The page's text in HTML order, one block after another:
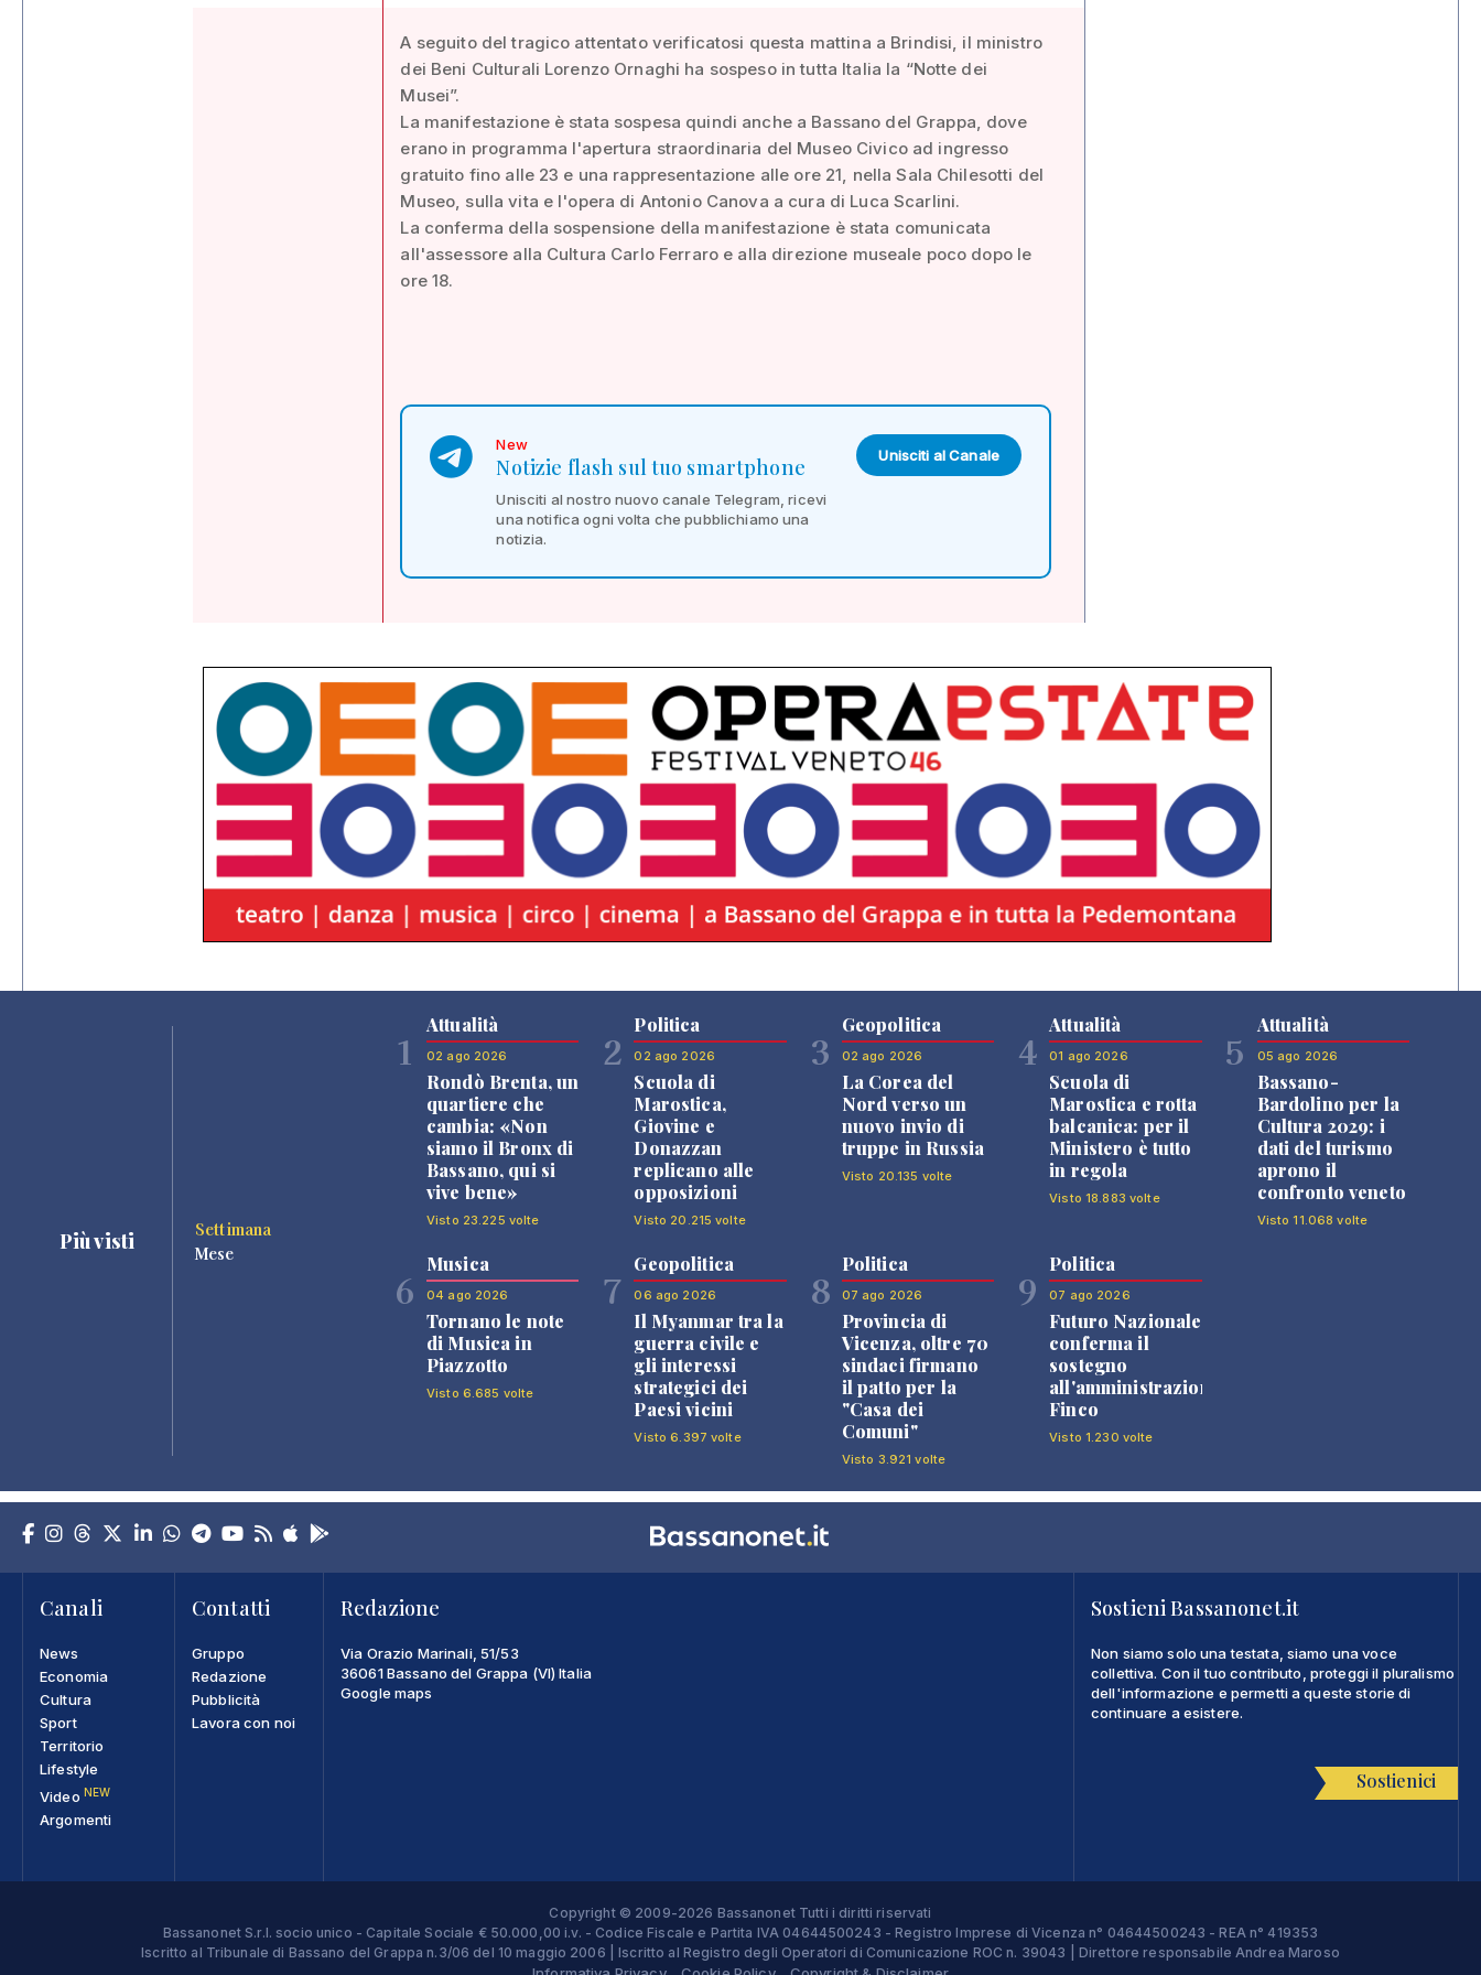
A seguito del tragico attentato verificatosi questa mattina a Brindisi, il ministro
dei Beni Culturali Lorenzo Ornaghi ha sospeso in tutta Italia la “Notte dei
Musei”.
La manifestazione è stata sospesa quindi anche a Bassano del Grappa, dove
erano in programma l'apertura straordinaria del Museo Civico ad ingresso
gratuito fino alle 23 e una rappresentazione alle ore 21, nella Sala Chilesotti del
Museo, sulla vita e l'opera di Antonio Canova a cura di Luca Scarlini.
La conferma della sospensione della manifestazione è stata comunicata
all'assessore alla Cultura Carlo Ferraro e alla direzione museale poco dopo le
ore 18.
New
Notizie flash sul tuo smartphone
Unisciti al nostro nuovo canale Telegram, ricevi
una notifica ogni volta che pubblichiamo una
notizia.
Unisciti al Canale
Più visti
Settimana
Mese
1
Attualità
02 ago 2026
Rondò Brenta, un
quartiere che
cambia: «Non
siamo il Bronx di
Bassano, qui si
vive bene»
Visto 23.225 volte
2
Politica
02 ago 2026
Scuola di
Marostica,
Giovine e
Donazzan
replicano alle
opposizioni
Visto 20.215 volte
3
Geopolitica
02 ago 2026
La Corea del
Nord verso un
nuovo invio di
truppe in Russia
Visto 20.135 volte
4
Attualità
01 ago 2026
Scuola di
Marostica e rotta
balcanica: per il
Ministero è tutto
in regola
Visto 18.883 volte
5
Attualità
05 ago 2026
Bassano-
Bardolino per la
Cultura 2029: i
dati del turismo
aprono il
confronto veneto
Visto 11.068 volte
6
Musica
04 ago 2026
Tornano le note
di Musica in
Piazzotto
Visto 6.685 volte
7
Geopolitica
06 ago 2026
Il Myanmar tra la
guerra civile e
gli interessi
strategici dei
Paesi vicini
Visto 6.397 volte
8
Politica
07 ago 2026
Provincia di
Vicenza, oltre 70
sindaci firmano
il patto per la
"Casa dei
Comuni"
Visto 3.921 volte
9
Politica
07 ago 2026
Futuro Nazionale
conferma il
sostegno
all'amministrazione
Finco
Visto 1.230 volte
Canali
News
Economia
Cultura
Sport
Territorio
Lifestyle
Video NEW
Argomenti
Contatti
Gruppo
Redazione
Pubblicità
Lavora con noi
Redazione
Via Orazio Marinali, 51/53
36061 Bassano del Grappa (VI) Italia
Google maps
Sostieni Bassanonet.it
Non siamo solo una testata, siamo una voce
collettiva. Con il tuo contributo, proteggi il pluralismo
dell'informazione e permetti a queste storie di
continuare a esistere.
Sostienici
Copyright © 2009-2026 Bassanonet Tutti i diritti riservati
Bassanonet S.r.l. socio unico - Capitale Sociale € 50.000,00 i.v. - Codice Fiscale e Partita IVA 04644500243 - Registro Imprese di Vicenza n° 04644500243 - REA n° 419353
Iscritto al Tribunale di Bassano del Grappa n.3/06 del 10 maggio 2006 | Iscritto al Registro degli Operatori di Comunicazione ROC n. 39043 | Direttore responsabile Andrea Maroso